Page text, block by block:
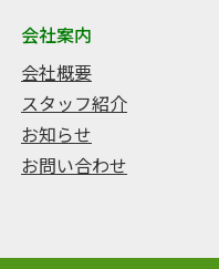
会社案内
会社概要
スタッフ紹介
お知らせ
お問い合わせ